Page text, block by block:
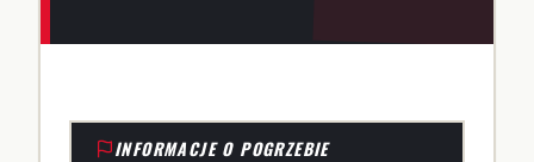
INFORMACJE O POGRZEBIE